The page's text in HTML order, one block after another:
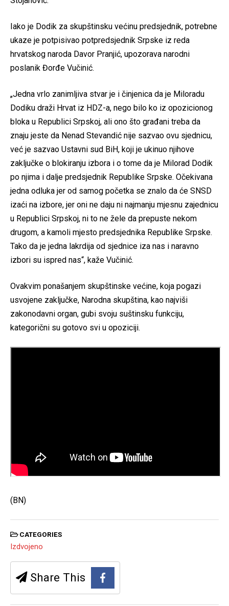
Iako je Dodik za skupštinsku većinu predsjednik, potrebne
ukaze je potpisivao potpredsjednik Srpske iz reda
hrvatskog naroda Davor Pranjić, upozorava narodni
poslanik Đorđe Vučinić.
„Jedna vrlo zanimljiva stvar je i činjenica da je Miloradu
Dodiku draži Hrvat iz HDZ-a, nego bilo ko iz opozicionog
bloka u Republici Srpskoj, ali ono što građani treba da
znaju jeste da Nenad Stevandić nije sazvao ovu sjednicu,
već je sazvao Ustavni sud BiH, koji je ukinuo njihove
zaključke o blokiranju izbora i o tome da je Milorad Dodik
po njima i dalje predsjednik Republike Srpske. Očekivana
jedna odluka jer od samog početka se znalo da će SNSD
izaći na izbore, jer oni ne daju ni najmanju mjesnu zajednicu
u Republici Srpskoj, ni to ne žele da prepuste nekom
drugom, a kamoli mjesto predsjednika Republike Srpske.
Tako da je jedna lakrdija od sjednice iza nas i naravno
izbori su ispred nas“, kaže Vučinić.
Ovakvim ponašanjem skupštinske većine, koja pogazi
usvojene zaključke, Narodna skupština, kao najviši
zakonodavni organ, gubi svoju suštinsku funkciju,
kategorični su gotovo svi u opoziciji.
(BN)
CATEGORIES
Izdvojeno
Share This